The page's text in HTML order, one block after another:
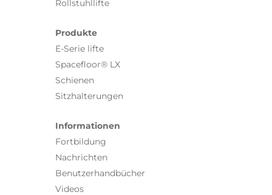
Rollstuhllifte
Produkte
E-Serie lifte
Spacefloor® LX
Schienen
Sitzhalterungen
Informationen
Fortbildung
Nachrichten
Benutzerhandbücher
Videos